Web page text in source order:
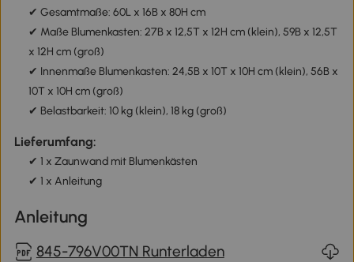
✔ Gesamtmaße: 60L x 16B x 80H cm
✔ Maße Blumenkasten: 27B x 12,5T x 12H cm (klein), 59B x 12,5T
x 12H cm (groß)
✔ Innenmaße Blumenkasten: 24,5B x 10T x 10H cm (klein), 56B x
10T x 10H cm (groß)
✔ Belastbarkeit: 10 kg (klein), 18 kg (groß)
Lieferumfang:
✔ 1 x Zaunwand mit Blumenkästen
✔ 1 x Anleitung
Anleitung
845-796V00TN Runterladen